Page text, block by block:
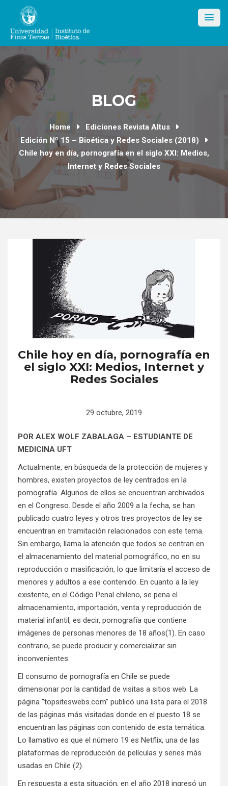
content
BLOG
Home
Ediciones Revista Altus
Edición Nº 15 – Bioética y Redes Sociales (2018)
Chile hoy en día, pornografía en el siglo XXI: Medios,
Internet y Redes Sociales
Chile hoy en día, pornografía en
el siglo XXI: Medios, Internet y
Redes Sociales
29 octubre, 2019
POR ALEX WOLF ZABALAGA – ESTUDIANTE DE
MEDICINA UFT
Actualmente, en búsqueda de la protección de mujeres y
hombres, existen proyectos de ley centrados en la
pornografía. Algunos de ellos se encuentran archivados
en el Congreso. Desde el año 2009 a la fecha, se han
publicado cuatro leyes y otros tres proyectos de ley se
encuentran en tramitación relacionados con este tema.
Sin embargo, llama la atención que todos se centran en
el almacenamiento del material pornográfico, no en su
reproducción o masificación, lo que limitaría el acceso de
menores y adultos a ese contenido. En cuanto a la ley
existente, en el Código Penal chileno, se pena el
almacenamiento, importación, venta y reproducción de
material infantil, es decir, pornografía que contiene
imágenes de personas menores de 18 años(1). En caso
contrario, se puede producir y comercializar sin
inconvenientes.
El consumo de pornografía en Chile se puede
dimensionar por la cantidad de visitas a sitios web. La
página “topsiteswebs.com” publicó una lista para el 2018
de las páginas más visitadas donde en el puesto 18 se
encuentran las páginas con contenido de esta temática.
Lo llamativo es que el número 19 es Netflix, una de las
plataformas de reproducción de películas y series más
usadas en Chile (2).
En respuesta a esta situación, en el año 2018 ingresó un